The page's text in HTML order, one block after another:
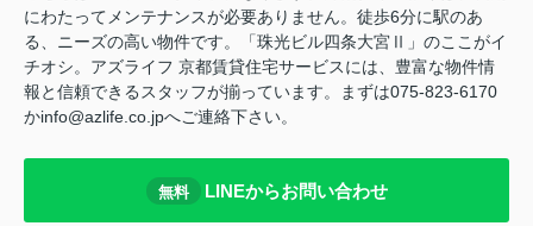
にわたってメンテナンスが必要ありません。徒歩6分に駅のあ
る、ニーズの高い物件です。「珠光ビル四条大宮Ⅱ」のここがイ
チオシ。アズライフ 京都賃貸住宅サービスには、豊富な物件情
報と信頼できるスタッフが揃っています。まずは075-823-6170
かinfo@azlife.co.jpへご連絡下さい。
無料 LINEからお問い合わせ